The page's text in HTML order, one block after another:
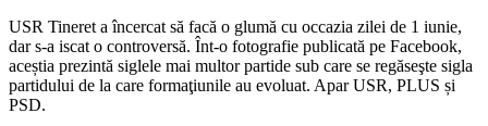
USR Tineret a încercat să facă o glumă cu occazia zilei de 1 iunie,
dar s-a iscat o controversă. Înt-o fotografie publicată pe Facebook,
aceștia prezintă siglele mai multor partide sub care se regăseşte sigla
partidului de la care formaţiunile au evoluat. Apar USR, PLUS și
PSD.